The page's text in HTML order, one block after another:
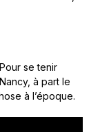
se tenir
à part le
à l’époque.